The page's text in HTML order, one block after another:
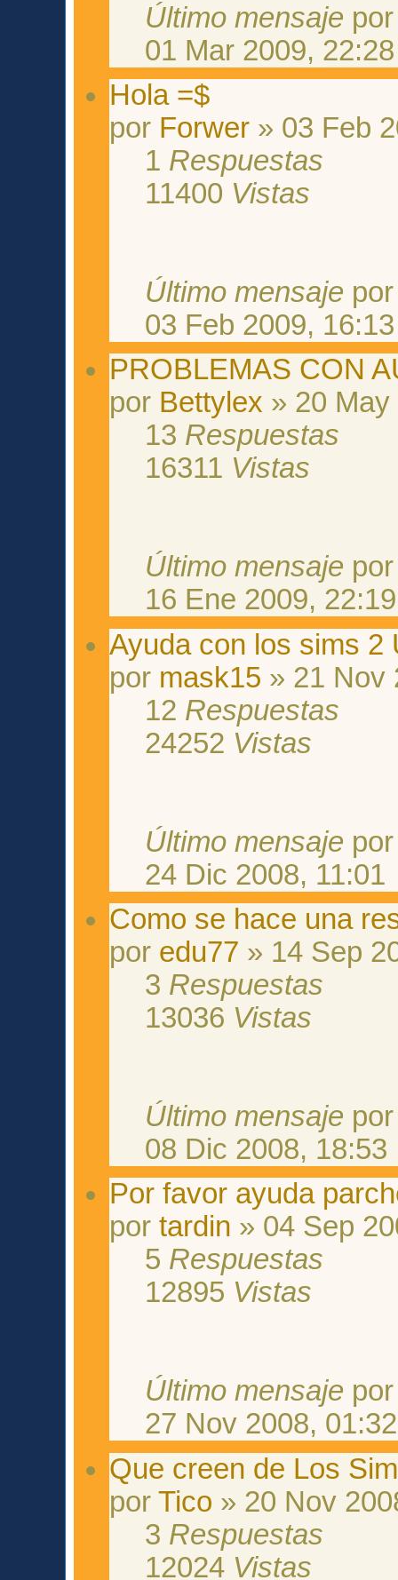
Último mensaje
01 Mar 2009, 22:28
Hola =$
por Forwer » 03 Feb
1 Respuestas
11400 Vistas
Último mensaje
03 Feb 2009, 16:13
PROBLEMAS CON
por Bettylex » 20
13 Respuestas
16311 Vistas
Último mensaje
16 Ene 2009, 22:19
Ayuda con los sims 2
por mask15 » 21 Nov
12 Respuestas
24252 Vistas
Último mensaje
24 Dic 2008, 11:01
Como se hace una
por edu77 » 14 Sep
3 Respuestas
13036 Vistas
Último mensaje
08 Dic 2008, 18:53
Por favor ayuda
portardin » 04 Sep
5 Respuestas
12895 Vistas
Último mensaje
27 Nov 2008, 01:32
Que creen de Los
porTico » 20 Nov
3 Respuestas
12024 Vistas